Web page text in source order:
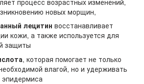
новых морщин,
лецитин восстанавливает
кожи, а также используется для
защиты
, которая помогает не только
влагой, но и удерживать
эпидермиса